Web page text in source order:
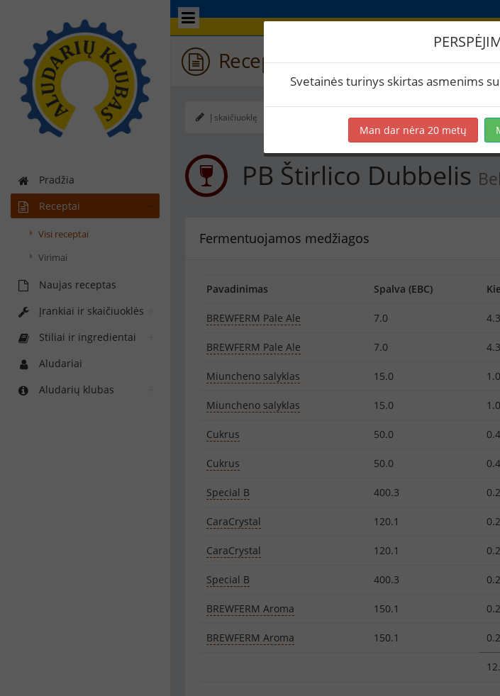
Pradžia
Receptai
Visi receptai
Virimai
Naujas receptas
Įrankiai ir skaičiuoklės
Stiliai ir ingredientai
Aludariai
Aludarių klubas
Receptas / PB Štirlico Dubbelis
Į skaičiuoklę Eksportuoti į PDF Spausdinti etiketes
PB Štirlico Dubbelis
Fermentuojamos medžiagos
Pavadinimas Spalva (EBC)
BREWFERM Pale Ale 7.0
BREWFERM Pale Ale 7.0
Miuncheno salyklas 15.0
Miuncheno salyklas 15.0
Cukrus 50.0
Cukrus 50.0
Special B 400.3
CaraCrystal 120.1
CaraCrystal 120.1
Special B 400.3
BREWFERM Aroma 150.1
BREWFERM Aroma 150.1
Svetainės turinys skirtas asmenims
Man dar nėra 20 metų